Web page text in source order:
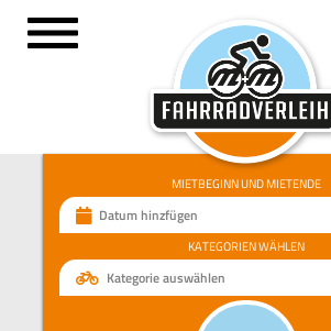
MIETBEGINN UND MIETENDE
Datum hinzfügen
KATEGORIEN WÄHLEN
Kategorie auswählen